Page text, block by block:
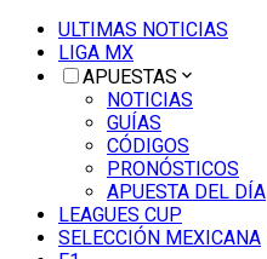
ULTIMAS NOTICIAS
LIGA MX
APUESTAS
NOTICIAS
GUÍAS
CÓDIGOS
PRONÓSTICOS
APUESTA DEL DÍA
LEAGUES CUP
SELECCIÓN MEXICANA